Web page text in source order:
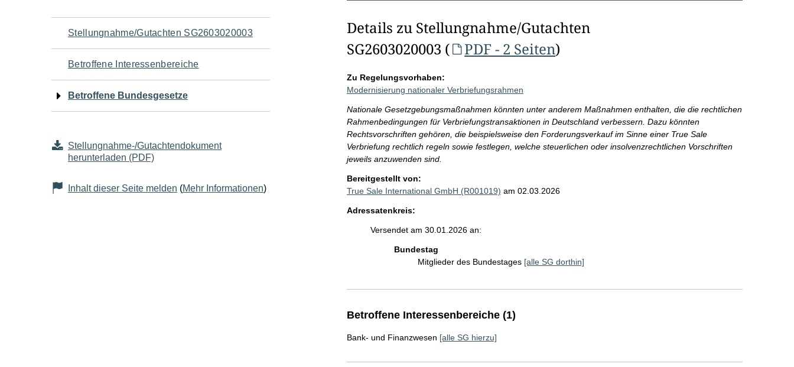
Navigation
für
den
Seiteninhalt
Stellungnahme/Gutachten SG2603020003
Betroffene Interessenbereiche
Betroffene Bundesgesetze
Stellungnahme-/Gutachtendokument
herunterladen (PDF)
Inhalt dieser Seite melden (Mehr Informationen)
Details zu Stellungnahme/Gutachten
SG2603020003 (
PDF - 2 Seiten)
Zu Regelungsvorhaben:
Modernisierung nationaler Verbriefungsrahmen
Nationale Gesetzgebungsmaßnahmen könnten unter anderem Maßnahmen enthalten, die die rechtlichen
Rahmenbedingungen für Verbriefungstransaktionen in Deutschland verbessern. Dazu könnten
Rechtsvorschriften gehören, die beispielsweise den Forderungsverkauf im Sinne einer True Sale
Verbriefung rechtlich regeln sowie festlegen, welche steuerlichen oder insolvenzrechtlichen Vorschriften
jeweils anzuwenden sind.
Bereitgestellt von:
True Sale International GmbH (R001019) am 02.03.2026
Adressatenkreis:
Versendet am 30.01.2026 an:
Bundestag
Mitglieder des Bundestages [alle SG dorthin]
Betroffene Interessenbereiche (1)
Bank- und Finanzwesen [alle SG hierzu]